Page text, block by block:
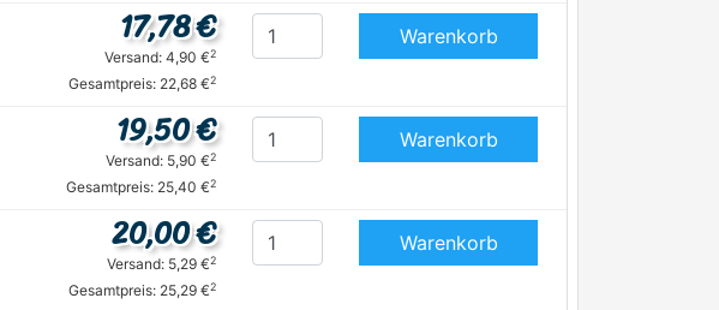
17,78 €
Versand: 4,90 €2
Gesamtpreis: 22,68 €2
Warenkorb
19,50 €
Versand: 5,90 €2
Gesamtpreis: 25,40 €2
Warenkorb
20,00 €
Versand: 5,29 €2
Gesamtpreis: 25,29 €2
Warenkorb